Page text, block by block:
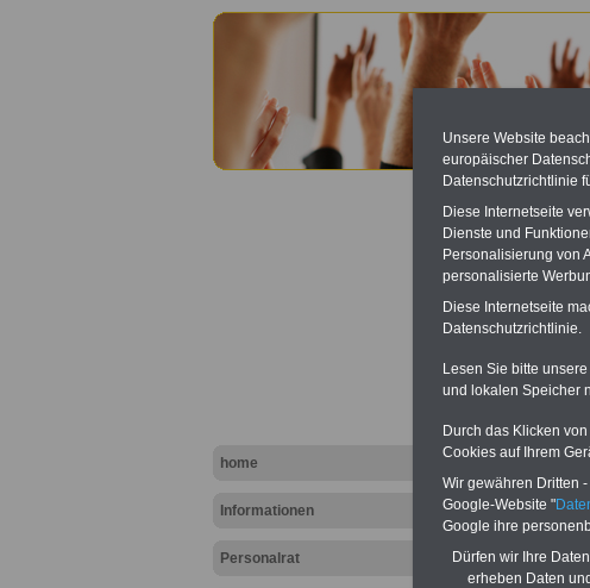
home
Informationen
Personalrat
Unsere Website
europäischer
Datenschutzrichtlinie
Diese Internetseite
Dienste und
Personalisierung von
personalisierte
Diese Internetseite
Datenschutzrichtlinie.
Lesen Sie bitte unsere
und lokalen Speicher
Durch das Klicken
Cookies auf Ihrem
Wir gewähren Dritten
Google-Website "
Google ihre
Dürfen wir Ihre
erheben Daten